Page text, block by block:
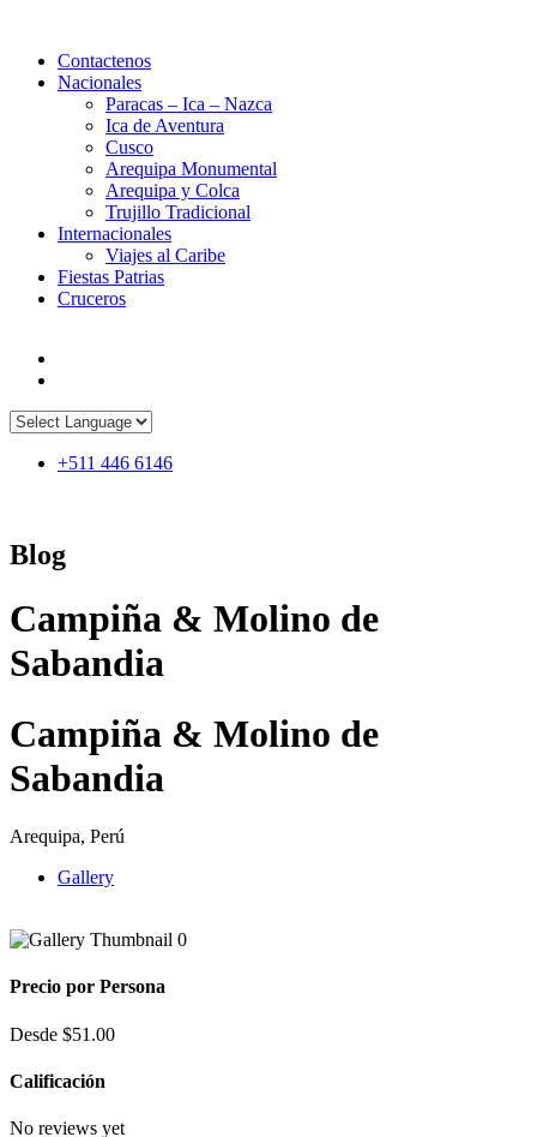
Contactenos
Nacionales
Paracas – Ica – Nazca
Ica de Aventura
Cusco
Arequipa Monumental
Arequipa y Colca
Trujillo Tradicional
Internacionales
Viajes al Caribe
Fiestas Patrias
Cruceros
+511 446 6146
Blog
Campiña & Molino de
Sabandia
Campiña & Molino de
Sabandia
Arequipa, Perú
Gallery
Precio por Persona
Desde $51.00
Calificación
No reviews yet